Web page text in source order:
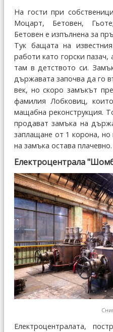
На гости при
Моцарт, Бетовен,
Бетовен е изпълнена за
Тук бащата на
работи като горски
там в детството си.
държавата започва да го
век, но скоро замъкът
фамилия Лобковиц,
мащабна реконструкция.
продават замъка на
заплащане от 1 корона,
на замъка остава плачевно.
Електроцентрала
Електроцентралата,